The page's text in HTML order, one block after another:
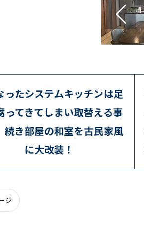
ったシステムキッチンは足
ってきてしまい取替える事
き部屋の和室を古民家風
に大改装！
ジ